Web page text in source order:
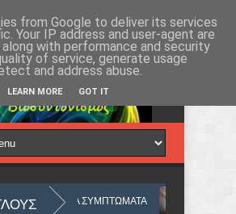
Σάββατο 8, Αυγ 2026
ΣΥΜΠΤΩΜΑΤΑ ΤΙ ΣΗΜΑΙΝΟΥΝ ΤΑ
from Google to deliver its services
Your IP address and user-agent are
with performance and security
of service, generate usage
and address abuse.
LEARN MORE GOT IT